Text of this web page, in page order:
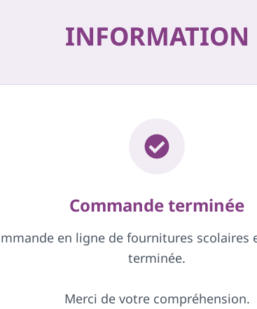
INFORMATION
Commande terminée
en ligne de fournitures scolaires
terminée.
Merci de votre compréhension.